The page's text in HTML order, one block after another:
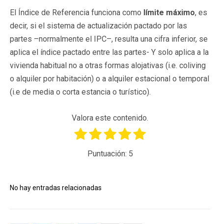
El Índice de Referencia funciona como límite máximo, es
decir, si el sistema de actualización pactado por las
partes –normalmente el IPC–, resulta una cifra inferior, se
aplica el índice pactado entre las partes- Y solo aplica a la
vivienda habitual no a otras formas alojativas (i.e. coliving
o alquiler por habitación) o a alquiler estacional o temporal
(i.e de media o corta estancia o turístico).
Valora este contenido.
Puntuación: 5
No hay entradas relacionadas